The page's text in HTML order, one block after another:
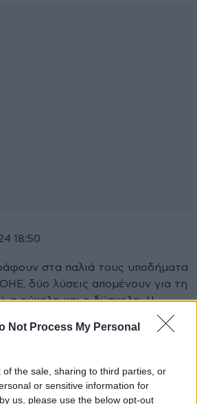
Not Process My Personal
of the sale, sharing to third parties, or
or sensitive information for
us, please use the below opt-out
18:50
στα παλιά τους υποδήματα
δύο λύσεις απομένουν για τη
η εύκολη και η δύσκολη. Η
στη λύση των δύο κρατών
να το επαναποκτήσουμε με